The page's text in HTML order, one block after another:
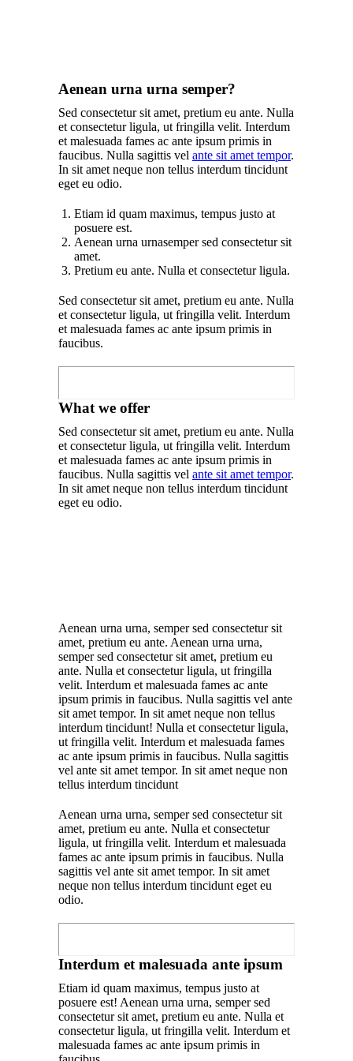
Aenean urna urna semper?
Sed consectetur sit amet, pretium eu ante. Nulla
et consectetur ligula, ut fringilla velit. Interdum
et malesuada fames ac ante ipsum primis in
faucibus. Nulla sagittis vel ante sit amet tempor.
In sit amet neque non tellus interdum tincidunt
eget eu odio.
Etiam id quam maximus, tempus justo at
posuere est.
Aenean urna urnasemper sed consectetur sit
amet.
Pretium eu ante. Nulla et consectetur ligula.
Sed consectetur sit amet, pretium eu ante. Nulla
et consectetur ligula, ut fringilla velit. Interdum
et malesuada fames ac ante ipsum primis in
faucibus.
What we offer
Sed consectetur sit amet, pretium eu ante. Nulla
et consectetur ligula, ut fringilla velit. Interdum
et malesuada fames ac ante ipsum primis in
faucibus. Nulla sagittis vel ante sit amet tempor.
In sit amet neque non tellus interdum tincidunt
eget eu odio.
Aenean urna urna, semper sed consectetur sit
amet, pretium eu ante. Aenean urna urna,
semper sed consectetur sit amet, pretium eu
ante. Nulla et consectetur ligula, ut fringilla
velit. Interdum et malesuada fames ac ante
ipsum primis in faucibus. Nulla sagittis vel ante
sit amet tempor. In sit amet neque non tellus
interdum tincidunt! Nulla et consectetur ligula,
ut fringilla velit. Interdum et malesuada fames
ac ante ipsum primis in faucibus. Nulla sagittis
vel ante sit amet tempor. In sit amet neque non
tellus interdum tincidunt
Aenean urna urna, semper sed consectetur sit
amet, pretium eu ante. Nulla et consectetur
ligula, ut fringilla velit. Interdum et malesuada
fames ac ante ipsum primis in faucibus. Nulla
sagittis vel ante sit amet tempor. In sit amet
neque non tellus interdum tincidunt eget eu
odio.
Interdum et malesuada ante ipsum
Etiam id quam maximus, tempus justo at
posuere est! Aenean urna urna, semper sed
consectetur sit amet, pretium eu ante. Nulla et
consectetur ligula, ut fringilla velit. Interdum et
malesuada fames ac ante ipsum primis in